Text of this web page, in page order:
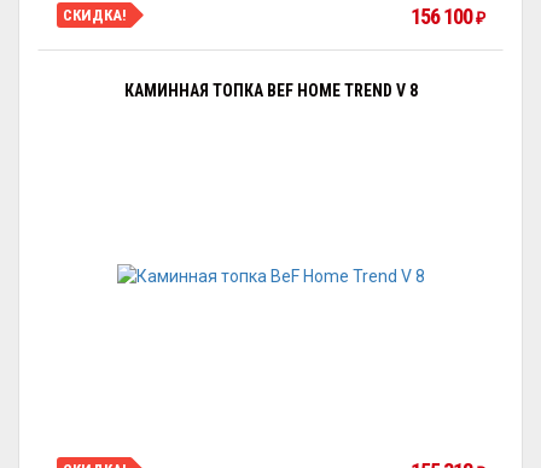
СКИДКА! 156 100₽
КАМИННАЯ ТОПКА BEF HOME TREND V 8